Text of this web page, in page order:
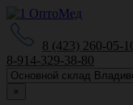
8 (423) 260-05-
8-914-329-38-80
×